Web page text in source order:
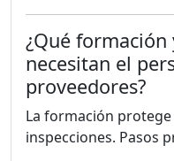
¿Qué
necesitan el
proveedores?
La formación protege
inspecciones. Pasos